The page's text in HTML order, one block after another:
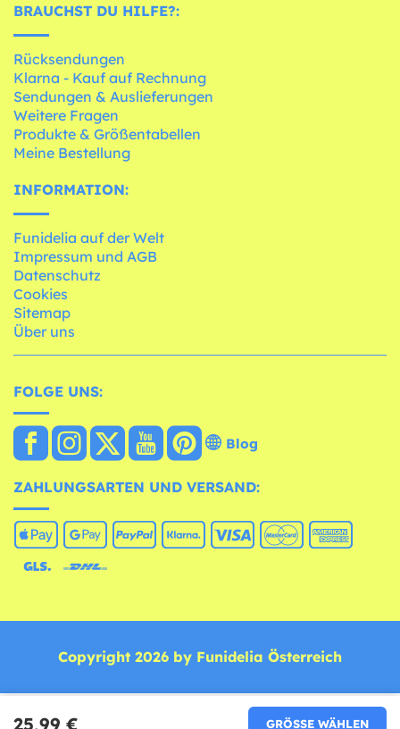
25,99 € GRÖSSE WÄHLEN
BRAUCHST DU HILFE?:
Rücksendungen
Klarna - Kauf auf Rechnung
Sendungen & Auslieferungen
Weitere Fragen
Produkte & Größentabellen
Meine Bestellung
INFORMATION:
Funidelia auf der Welt
Impressum und AGB
Datenschutz
Cookies
Sitemap
Über uns
FOLGE UNS:
Blog
ZAHLUNGSARTEN UND VERSAND:
Copyright 2026 by Funidelia Österreich